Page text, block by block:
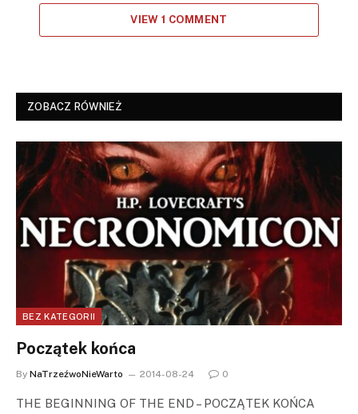
VIEW 1 COMMENT
ZOBACZ RÓWNIEŻ
BEZ KATEGORII
Początek końca
By NaTrzeźwoNieWarto 2014-08-24 0
THE BEGINNING OF THE END – POCZĄTEK KOŃCA